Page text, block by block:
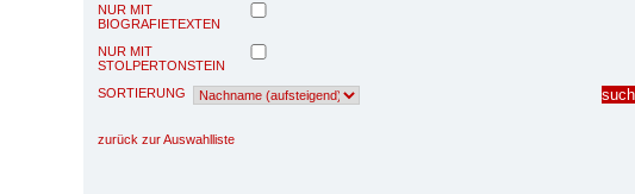
NUR MIT
BIOGRAFIETEXTEN
NUR MIT
STOLPERTONSTEIN
SORTIERUNG
zurück zur Auswahlliste